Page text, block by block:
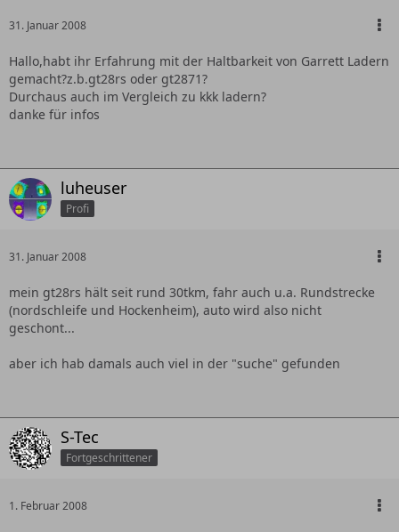
31. Januar 2008
Hallo,habt ihr Erfahrung mit der Haltbarkeit von Garrett Ladern
gemacht?z.b.gt28rs oder gt2871?
Durchaus auch im Vergleich zu kkk ladern?
danke für infos
luheuser
Profi
31. Januar 2008
mein gt28rs hält seit rund 30tkm, fahr auch u.a. Rundstrecke
(nordschleife und Hockenheim), auto wird also nicht
geschont...
aber ich hab damals auch viel in der "suche" gefunden
S-Tec
Fortgeschrittener
1. Februar 2008